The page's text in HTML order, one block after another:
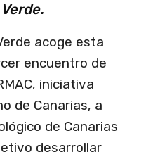
acoge esta
encuentro de
iniciativa
de Canarias, a
de Canarias
desarrollar